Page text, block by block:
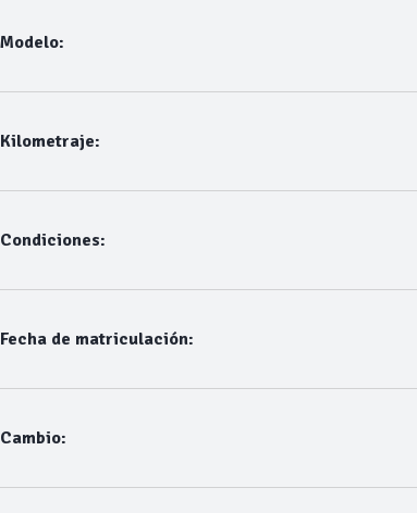
Modelo:
Kilometraje:
Condiciones:
Fecha de matriculación:
Cambio: